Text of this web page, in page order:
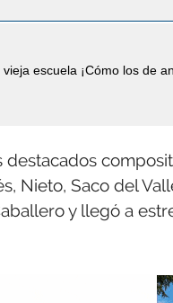
escuela ¡Cómo los de
destacados
Nieto, Saco del
y llegó a